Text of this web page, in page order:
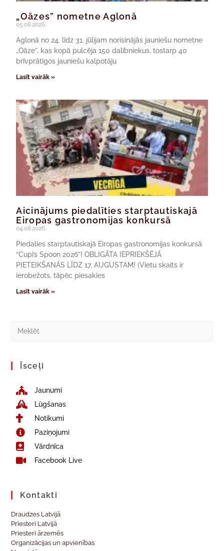
„Oāzes” nometne Aglonā
05.08.2026.
Aglonā no 24. līdz 31. jūlijam norisinājās jauniešu nometne
„Oāze”, kas kopā pulcēja 150 dalībniekus, tostarp 40
brīvprātīgos jauniešu kalpotāju
Lasīt vairāk »
Aicinājums piedalīties starptautiskajā
Eiropas gastronomijas konkursā
04.08.2026.
Piedalies starptautiskajā Eiropas gastronomijas konkursā
“Cupi’s Spoon 2026”! OBLIGĀTA IEPRIEKŠĒJĀ
PIETEIKŠANĀS LĪDZ 17. AUGUSTAM! (Vietu skaits ir
ierobežots, tāpēc piesakies
Lasīt vairāk »
Īsceļi
Jaunumi
Lūgšanas
Notikumi
Paziņojumi
Vārdnīca
Facebook Live
Kontakti
Draudzes Latvijā
Priesteri Latvijā
Priesteri ārzemēs
Organizācijas un apvienības